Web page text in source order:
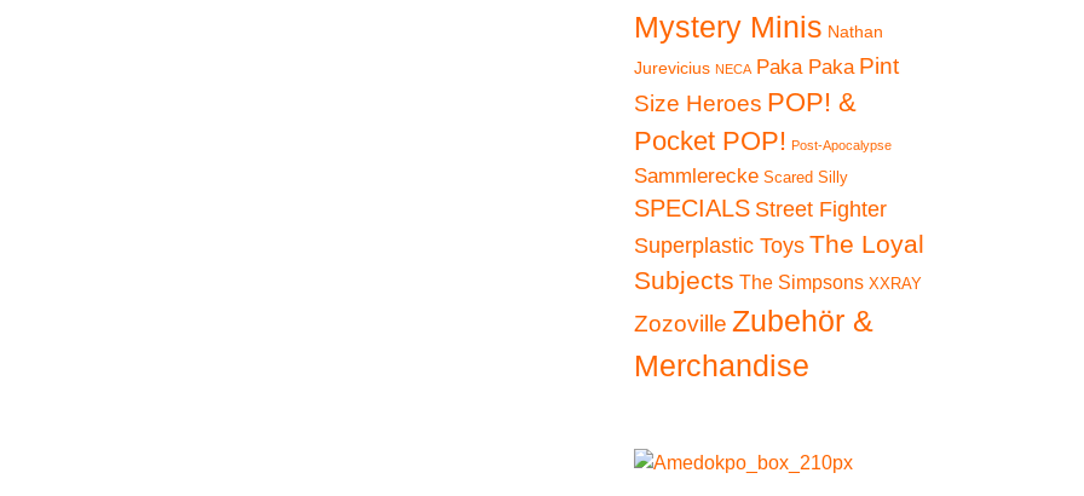
Mystery Minis Nathan
Jurevicius NECA Paka Paka Pint
Size Heroes POP! &
Pocket POP! Post-Apocalypse
Sammlerecke Scared Silly
SPECIALS Street Fighter
Superplastic ToysThe Loyal
Subjects The Simpsons XXRAY
Zozoville Zubehör &
Merchandise